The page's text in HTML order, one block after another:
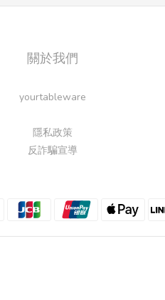
關於我們
yourtableware
隱私政策
反詐騙宣導